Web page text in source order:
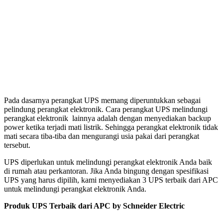
Pada dasarnya perangkat UPS memang diperuntukkan sebagai
pelindung perangkat elektronik. Cara perangkat UPS melindungi
perangkat elektronik lainnya adalah dengan menyediakan backup
power ketika terjadi mati listrik. Sehingga perangkat elektronik tidak
mati secara tiba-tiba dan mengurangi usia pakai dari perangkat
tersebut.
UPS diperlukan untuk melindungi perangkat elektronik Anda baik
di rumah atau perkantoran. Jika Anda bingung dengan spesifikasi
UPS yang harus dipilih, kami menyediakan 3 UPS terbaik dari APC
untuk melindungi perangkat elektronik Anda.
Produk UPS Terbaik dari APC by Schneider Electric